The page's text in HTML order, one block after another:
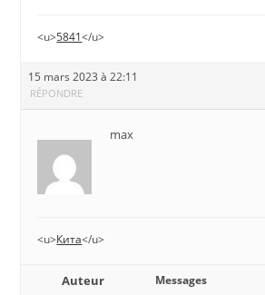
<u>5841</u>
15 mars 2023 à 22:11
RÉPONDRE
max
<u>Кита</u>
Auteur
Messages